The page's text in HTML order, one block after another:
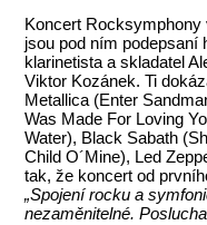
Koncert
jsou pod ním podepsaní
klarinetista a skladatel
Viktor Kozánek. Ti
Metallica (Enter
Was Made For Loving
Water), Black Sabath
Child O´Mine), Led
tak, že koncert od
„Spojení rocku a
nezaměnitelné.